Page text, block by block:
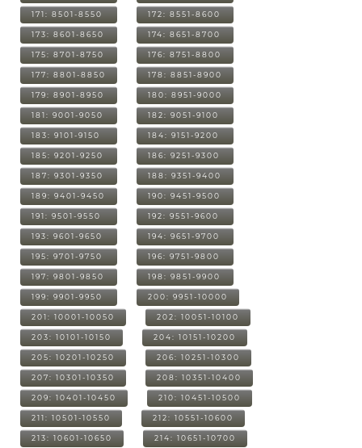
171: 8501-8550 172: 8551-8600
173: 8601-8650 174: 8651-8700
175: 8701-8750 176: 8751-8800
177: 8801-8850 178: 8851-8900
179: 8901-8950 180: 8951-9000
181: 9001-9050 182: 9051-9100
183: 9101-9150 184: 9151-9200
185: 9201-9250 186: 9251-9300
187: 9301-9350 188: 9351-9400
189: 9401-9450 190: 9451-9500
191: 9501-9550 192: 9551-9600
193: 9601-9650 194: 9651-9700
195: 9701-9750 196: 9751-9800
197: 9801-9850 198: 9851-9900
199: 9901-9950 200: 9951-10000
201: 10001-10050 202: 10051-10100
203: 10101-10150 204: 10151-10200
205: 10201-10250 206: 10251-10300
207: 10301-10350 208: 10351-10400
209: 10401-10450 210: 10451-10500
211: 10501-10550 212: 10551-10600
213: 10601-10650 214: 10651-10700